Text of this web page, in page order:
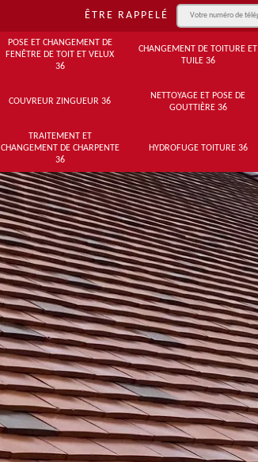
ÊTRE RAPPELÉ
POSE ET CHANGEMENT DE
FENÊTRE DE TOIT ET VELUX
36
CHANGEMENT DE TOITURE ET
TUILE 36
COUVREUR ZINGUEUR 36
NETTOYAGE ET POSE DE
GOUTTIÈRE 36
TRAITEMENT ET
CHANGEMENT DE CHARPENTE
36
HYDROFUGE TOITURE 36